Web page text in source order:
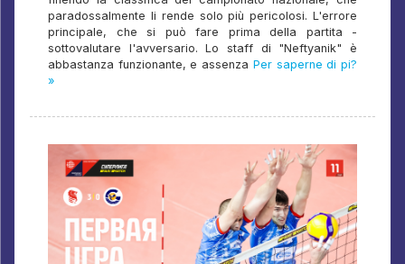
paradossalmente li rende solo più pericolosi. L'errore
principale, che si può fare prima della partita -
sottovalutare l'avversario. Lo staff di "Neftyanik" è
abbastanza funzionante, e assenza Per saperne di pi?
»